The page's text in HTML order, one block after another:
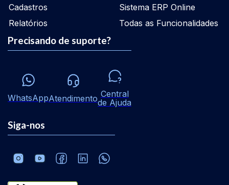
Cadastros
Relatórios
Sistema ERP Online
Todas as Funcionalidades
Precisando de suporte?
WhatsAppAtendimento Central
de Ajuda
Siga-nos